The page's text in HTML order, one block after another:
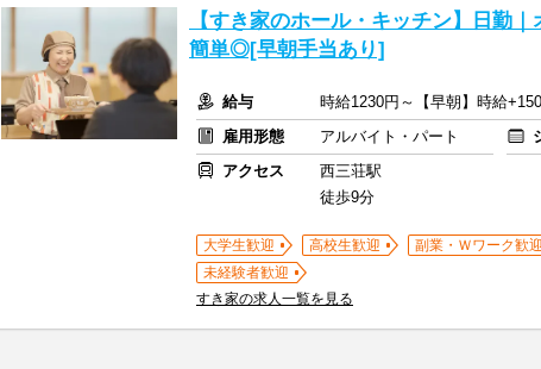
【すき家のホール・キッチン】日勤
簡単◎[早朝手当あり]
給与
時給1230円～【早朝】時給
雇用形態
アルバイト・パート
アクセス
西三荘駅
徒歩9分
大学生歓迎 高校生歓迎 副業・Ｗワーク歓迎
未経験者歓迎
すき家の求人一覧を見る